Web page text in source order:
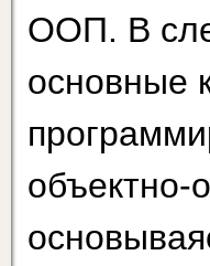
ООП. В
основные
объектно-